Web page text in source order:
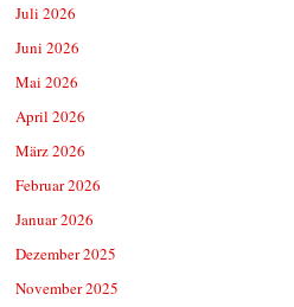
Juli 2026
Juni 2026
Mai 2026
April 2026
März 2026
Februar 2026
Januar 2026
Dezember 2025
November 2025